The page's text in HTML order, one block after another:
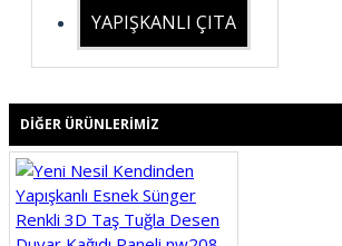
YAPIŞKANLI ÇITA
DIĞER ÜRÜNLERIMIZ